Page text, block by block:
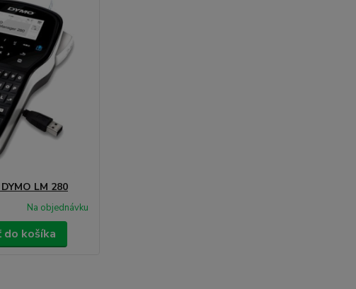
LM 280
Na objednávku
do košíka